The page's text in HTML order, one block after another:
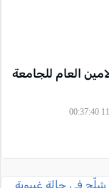
العام للجامعة